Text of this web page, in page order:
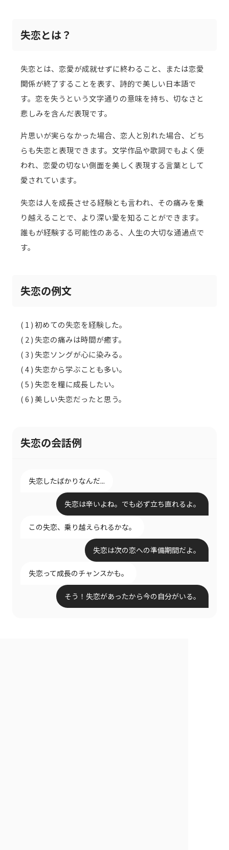
失恋とは？
失恋とは、恋愛が成就せずに終わること、または恋愛
関係が終了することを表す、詩的で美しい日本語で
す。恋を失うという文字通りの意味を持ち、切なさと
悲しみを含んだ表現です。
片思いが実らなかった場合、恋人と別れた場合、どち
らも失恋と表現できます。文学作品や歌詞でもよく使
われ、恋愛の切ない側面を美しく表現する言葉として
愛されています。
失恋は人を成長させる経験とも言われ、その痛みを乗
り越えることで、より深い愛を知ることができます。
誰もが経験する可能性のある、人生の大切な通過点で
す。
失恋の例文
( 1 ) 初めての失恋を経験した。
( 2 ) 失恋の痛みは時間が癒す。
( 3 ) 失恋ソングが心に染みる。
( 4 ) 失恋から学ぶことも多い。
( 5 ) 失恋を糧に成長したい。
( 6 ) 美しい失恋だったと思う。
失恋の会話例
失恋したばかりなんだ...
失恋は辛いよね。でも必ず立ち直れるよ。
この失恋、乗り越えられるかな。
失恋は次の恋への準備期間だよ。
失恋って成長のチャンスかも。
そう！失恋があったから今の自分がいる。